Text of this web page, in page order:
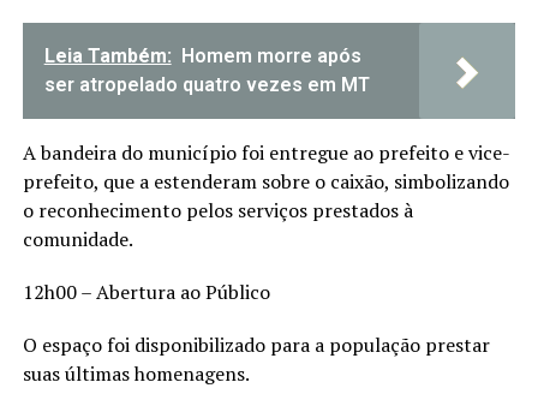
Leia Também:
Homem morre após
ser atropelado quatro vezes em MT
A bandeira do município foi entregue ao prefeito e vice-
prefeito, que a estenderam sobre o caixão, simbolizando
o reconhecimento pelos serviços prestados à
comunidade.
12h00 – Abertura ao Público
O espaço foi disponibilizado para a população prestar
suas últimas homenagens.